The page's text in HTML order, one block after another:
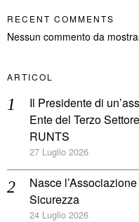
RECENT COMMENTS
Nessun commento da
ARTICOL
Il Presidente di
Ente del Terzo
RUNTS
27 Luglio 2026
Nasce
Sicurezza
24 Luglio 2026